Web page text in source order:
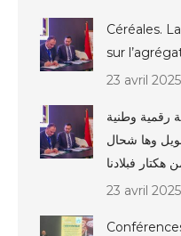
Céréales.
sur
23 avril 2025
رقمية وطنية
وها شحال
فبلادنا
23 avril 2025